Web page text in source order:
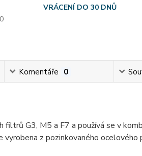
VRÁCENÍ DO 30 DNŮ
Komentáře 0
filtrů G3, M5 a F7 a používá se v
z pozinkovaného ocelového